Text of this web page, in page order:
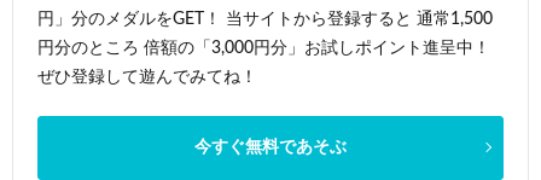
円」分のメダルをGET！ 当サイトから登録すると 通常1,500
円分のところ 倍額の「3,000円分」お試しポイント進呈中！
ぜひ登録して遊んでみてね！
今すぐ無料であそぶ